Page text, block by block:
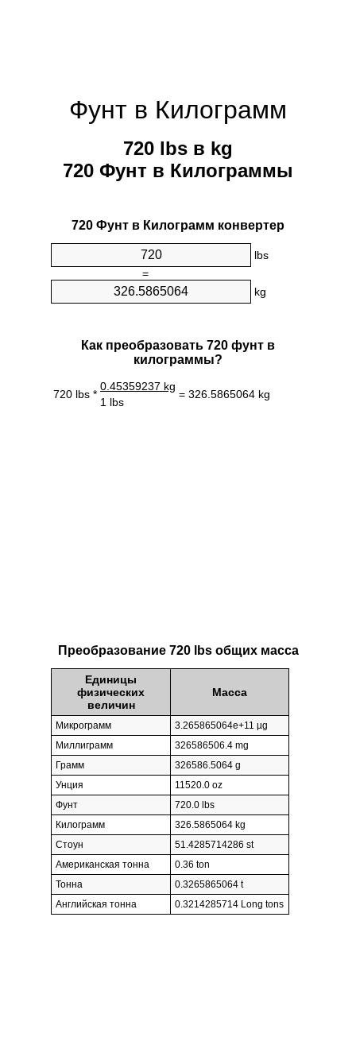
Фунт в Килограмм
720 lbs в kg
720 Фунт в Килограммы
720 Фунт в Килограмм конвертер
lbs
=
kg
Как преобразовать 720 фунт в
килограммы?
720 lbs *
0.45359237 kg
= 326.5865064 kg
1 lbs
Преобразование 720 lbs общих масса
Единицы
физических
величин
Масса
Микрограмм
3.265865064e+11 µg
Миллиграмм
326586506.4 mg
Грамм
326586.5064 g
Унция
11520.0 oz
Фунт
720.0 lbs
Килограмм
326.5865064 kg
Стоун
51.4285714286 st
Американская тонна
0.36 ton
Тонна
0.3265865064 t
Английская тонна
0.3214285714 Long tons